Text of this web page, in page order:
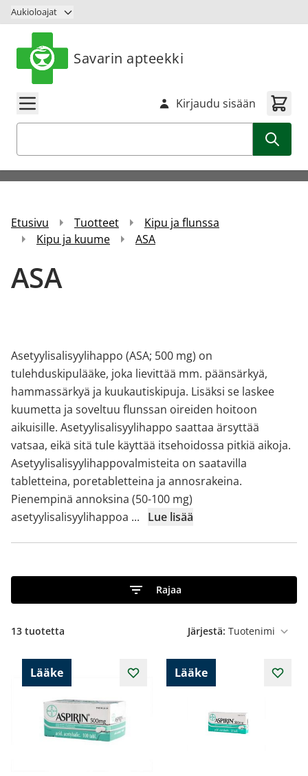
Siirry sisältöön
Aukioloajat
Savarin apteekki
Kirjaudu sisään
Etusivu Tuotteet
Kipu ja flunssa
Kipu ja kuume
ASA
ASA
Asetyylisalisyylihappo (ASA; 500 mg) on
tulehduskipulääke, joka lievittää mm. päänsärkyä,
hammassärkyä ja kuukautiskipuja. Lisäksi se laskee
kuumetta ja soveltuu flunssan oireiden hoitoon
aikuisille. Asetyylisalisyylihappo saattaa ärsyttää
vatsaa, eikä sitä tule käyttää itsehoidossa pitkiä aikoja.
Asetyylisalisyylihappovalmisteita on saatavilla
tabletteina, poretabletteina ja annosrakeina.
Pienempinä annoksina (50-100 mg)
asetyylisalisyylihappoa ... Lue lisää
Rajaa
13 tuotetta Järjestä:
Lääke Lääke